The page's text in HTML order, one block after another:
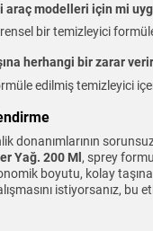
araç modelleri için mi
bir temizleyici
herhangi bir zarar
edilmiş temizleyici
donanımlarının
Yağ. 200 Ml , sprey
boyutu, kolay
istiyorsanız, bu